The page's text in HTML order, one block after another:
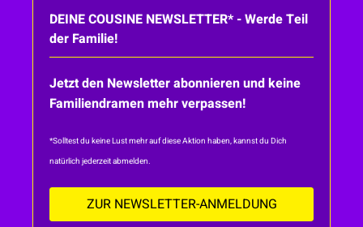
DEINE COUSINE NEWSLETTER* - Werde Teil
der Familie!
Jetzt den Newsletter abonnieren und keine
Familiendramen mehr verpassen!
*Solltest du keine Lust mehr auf diese Aktion haben, kannst du Dich
natürlich jederzeit abmelden.
ZUR NEWSLETTER-ANMELDUNG